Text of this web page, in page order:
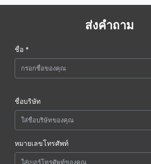
ส่งคำถาม
ชื่อ *
ชื่อบริษัท
หมายเลขโทรศัพท์